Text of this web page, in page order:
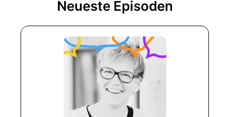
Neueste Episoden